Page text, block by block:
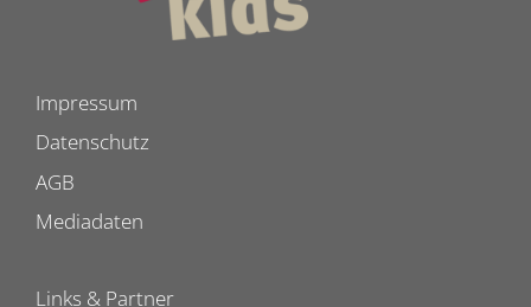
Impressum
Datenschutz
AGB
Mediadaten
Links & Partner